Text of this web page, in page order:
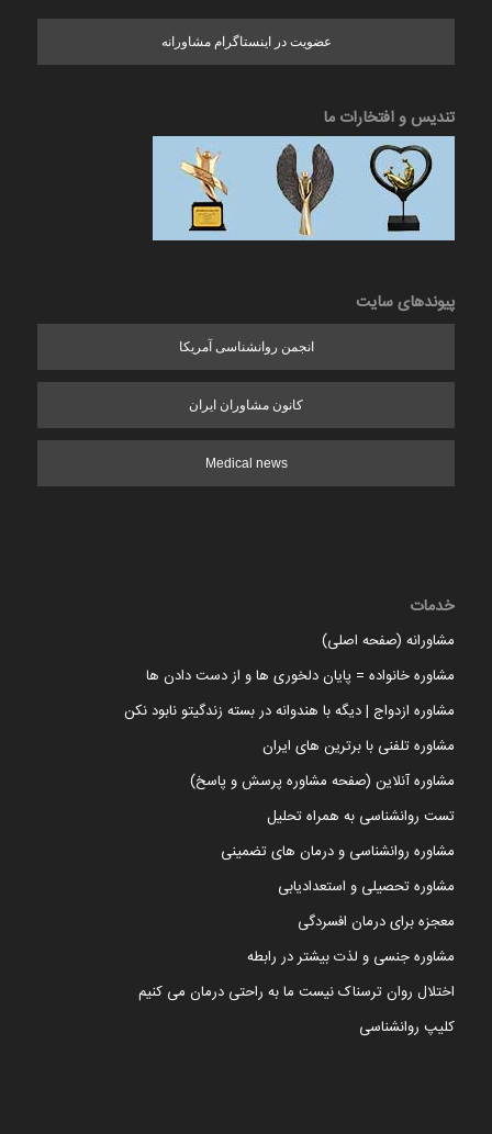
عضویت در اینستاگرام مشاورانه
تندیس و افتخارات ما
پیوندهای سایت
انجمن روانشناسی آمریکا
کانون مشاوران ایران
Medical news
خدمات
مشاورانه (صفحه اصلی)
مشاوره خانواده = پایان دلخوری ها و از دست دادن ها
مشاوره ازدواج | دیگه با هندوانه در بسته زندگیتو نابود نکن
مشاوره تلفنی با برترین های ایران
مشاوره آنلاین (صفحه مشاوره پرسش و پاسخ)
تست روانشناسی به همراه تحلیل
مشاوره روانشناسی و درمان های تضمینی
مشاوره تحصیلی و استعدادیابی
معجزه برای درمان افسردگی
مشاوره جنسی و لذت بیشتر در رابطه
اختلال روان ترسناک نیست ما به راحتی درمان می کنیم
کلیپ روانشناسی